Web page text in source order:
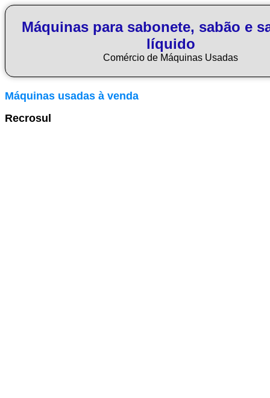
Máquinas para sabonete, sabão e
líquido
Comércio de Máquinas Usadas
Máquinas usadas à venda
Recrosul